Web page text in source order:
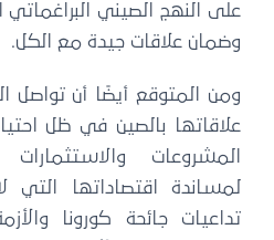
على النهج الصيني البراغماتي
وضمان علاقات جيدة مع الكل.
ومن المتوقع أيضًا أن تواصل
علاقاتها بالصين في ظل
المشروعات
لمساندة اقتصاداتها التي
تداعيات جائحة كورونا